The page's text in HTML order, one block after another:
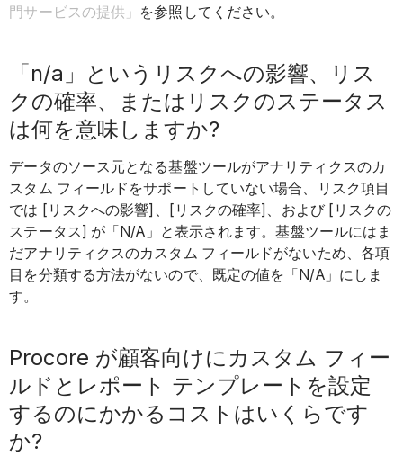
門サービスの提供」 を参照してください。
「n/a」というリスクへの影響、リス
クの確率、またはリスクのステータス
は何を意味しますか?
データのソース元となる基盤ツールがアナリティクスのカ
スタム フィールドをサポートしていない場合、リスク項目
では [リスクへの影響]、[リスクの確率]、および [リスクの
ステータス] が「N/A」と表示されます。基盤ツールにはま
だアナリティクスのカスタム フィールドがないため、各項
目を分類する方法がないので、既定の値を「N/A」にしま
す。
Procore が顧客向けにカスタム フィー
ルドとレポート テンプレートを設定
するのにかかるコストはいくらです
か?